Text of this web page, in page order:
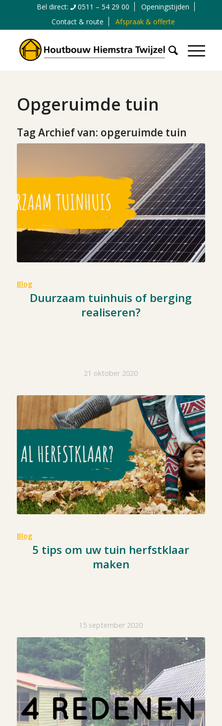
Bel direct: 0511 – 54 29 00
Openingstijden
Contact & route
Afspraak & offerte
Opgeruimde tuin
Tag Archief van: opgeruimde tuin
Blog
Duurzaam tuinhuis of berging
realiseren?
21 oktober 2020
Blog
5 tips om uw tuin herfstklaar
maken
15 september 2020